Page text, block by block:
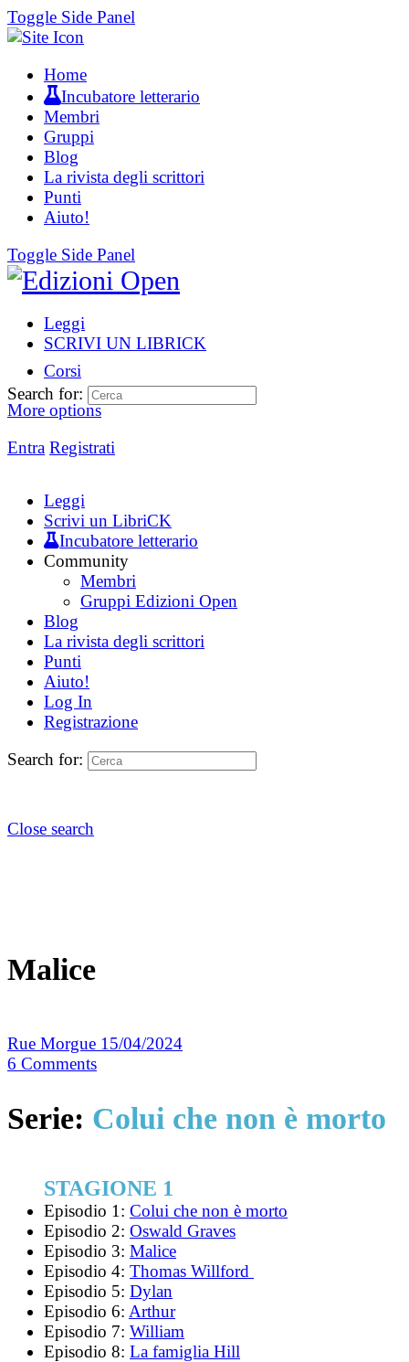
Toggle Side Panel
Home
Incubatore letterario
Membri
Gruppi
Blog
La rivista degli scrittori
Punti
Aiuto!
Toggle Side Panel
Leggi
SCRIVI UN LIBRICK
Corsi
More options
Entra Registrati
Search for:
Leggi
Scrivi un LibriCK
Incubatore letterario
Community
Membri
Gruppi Edizioni Open
Blog
La rivista degli scrittori
Punti
Aiuto!
Log In
Registrazione
Search for:
Close search
Malice
Rue Morgue 15/04/2024
6 Comments
Serie: Colui che non è morto
STAGIONE 1
Episodio 1: Colui che non è morto
Episodio 2: Oswald Graves
Episodio 3: Malice
Episodio 4: Thomas Willford
Episodio 5: Dylan
Episodio 6: Arthur
Episodio 7: William
Episodio 8: La famiglia Hill